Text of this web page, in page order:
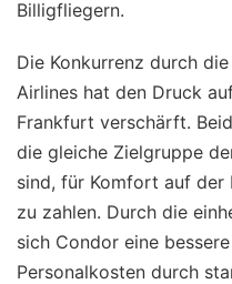
Billigfliegern.
Die Konkurrenz durch
Airlines hat den Druck
Frankfurt verschärft.
die gleiche Zielgruppe
sind, für Komfort auf der
zu zahlen. Durch die
sich Condor eine
Personalkosten durch